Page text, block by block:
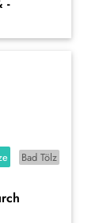
-
Bad Tölz